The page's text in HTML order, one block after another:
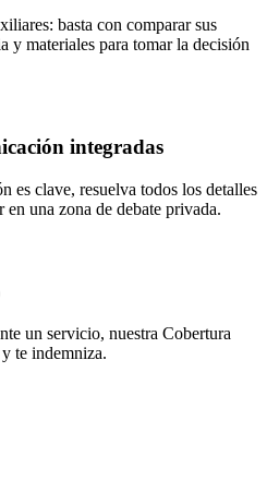
basta con comparar sus
y materiales para tomar la decisión
integradas
es clave, resuelva todos los detalles
una zona de debate privada.
un servicio, nuestra Cobertura
te indemniza.